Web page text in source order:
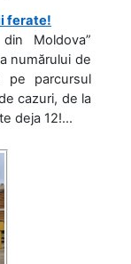
ferate!
Moldova”
numărului de
pe parcursul
cazuri, de la
deja 12!...